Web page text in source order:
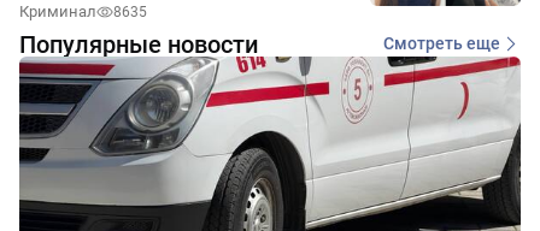
Криминал 8635
Популярные новости Смотреть еще